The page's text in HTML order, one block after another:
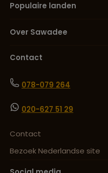
Populaire landen
Over Sawadee
Contact
078-079 264
020-627 51 29
Contact
Bezoek Nederlandse site